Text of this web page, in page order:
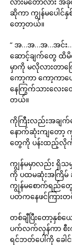
ဆိုကာ ကျွန်မပေါင်နှ
တော့တယ်။
“ အ…အ…အ…အင်း
ဆောင့်ချက်တွေ ထိမိ
မှာကို မလိုလားတာက
ကော့ကာ ကော့ကာပ
နေကြွက်သားလေးတွ
တယ်။
ကိုကြီးလည်းအချက်
နောက်ဆုံးကျတေ
တွေကို ပန်းထည့်လိုက်ရ
ကျွန်မမှာလည်း ရှိသ
ကို ပထမဆုံးအကြိမ် ခံ
ကျွန်မစောက်ရည်တွ
ပတ်ကနေဖင်ကြားတ
တစ်ချီပြီးတော့နှစ်
ပက်လက်လှန်ကာ စီး
ရင်ဘတ်ပေါ်ကို ခေ